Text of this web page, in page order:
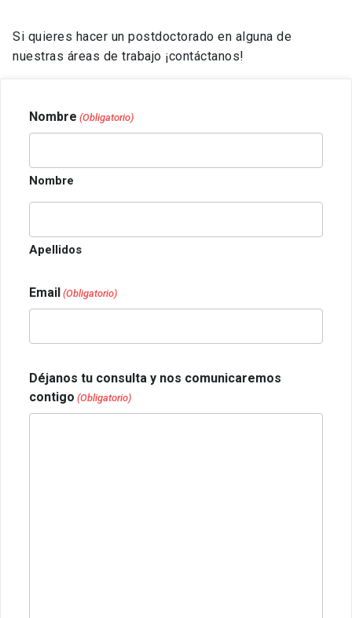
Si quieres hacer un postdoctorado en alguna de
nuestras áreas de trabajo ¡contáctanos!
Nombre (Obligatorio)
Nombre
Apellidos
Email (Obligatorio)
Déjanos tu consulta y nos comunicaremos
contigo (Obligatorio)